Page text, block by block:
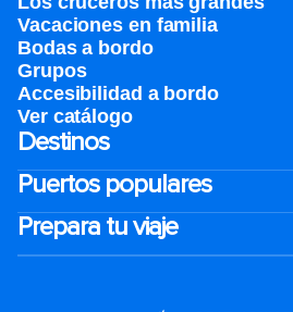
Vacaciones en familia
Bodas a bordo
Grupos
Accesibilidad a bordo
Ver catálogo
Destinos
Puertos populares
Prepara tu viaje